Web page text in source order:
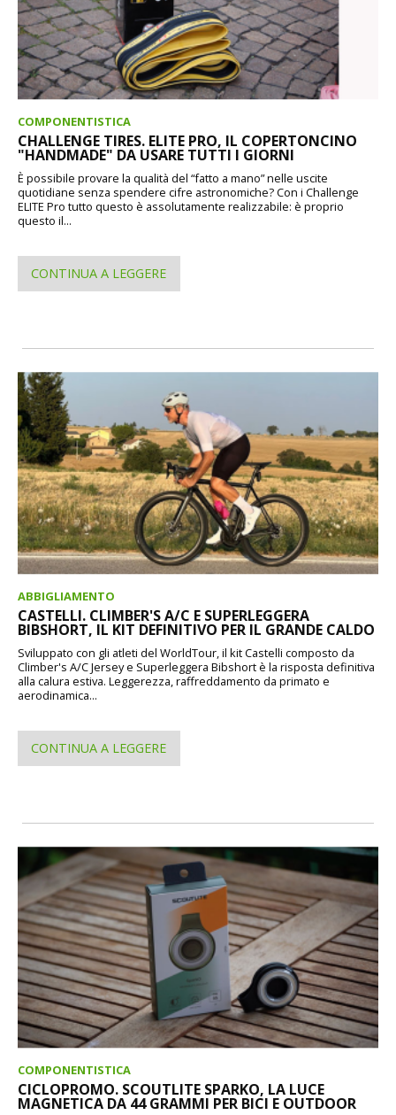
COMPONENTISTICA
CHALLENGE TIRES. ELITE PRO, IL COPERTONCINO
"HANDMADE" DA USARE TUTTI I GIORNI
È possibile provare la qualità del “fatto a mano” nelle uscite
quotidiane senza spendere cifre astronomiche? Con i Challenge
ELITE Pro tutto questo è assolutamente realizzabile: è proprio
questo il...
CONTINUA A LEGGERE
ABBIGLIAMENTO
CASTELLI. CLIMBER'S A/C E SUPERLEGGERA
BIBSHORT, IL KIT DEFINITIVO PER IL GRANDE CALDO
Sviluppato con gli atleti del WorldTour, il kit Castelli composto da
Climber's A/C Jersey e Superleggera Bibshort è la risposta definitiva
alla calura estiva. Leggerezza, raffreddamento da primato e
aerodinamica...
CONTINUA A LEGGERE
COMPONENTISTICA
CICLOPROMO. SCOUTLITE SPARKO, LA LUCE
MAGNETICA DA 44 GRAMMI PER BICI E OUTDOOR